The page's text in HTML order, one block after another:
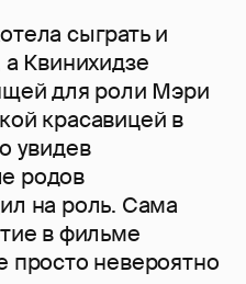
сыграть и
Квинихидзе
для роли Мэри
красавицей в
увидев
родов
на роль. Сама
в фильме
просто невероятно